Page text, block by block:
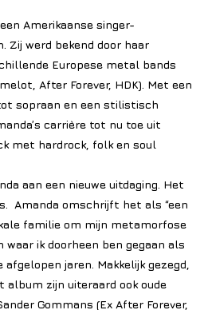
Amerikaanse singer-
Zij werd bekend door haar
Europese metal bands
After Forever, HDK). Met een
sopraan en een stilistisch
carrière tot nu toe uit
met hardrock, folk en soul
aan een nieuwe uitdaging. Het
Amanda omschrijft het als “een
familie om mijn metamorfose
waar ik doorheen ben gegaan als
jaren. Makkelijk gezegd,
album zijn uiteraard ook oude
Gommans (Ex After Forever,